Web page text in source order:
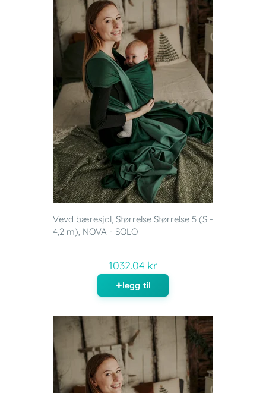
Vevd bæresjal, Størrelse Størrelse 5 (S -
4,2 m), NOVA - SOLO
1032.04 kr
legg til